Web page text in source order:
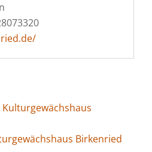
Birkenried